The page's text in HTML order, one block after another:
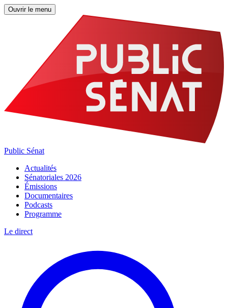
Ouvrir le menu
Public Sénat
Actualités
Sénatoriales 2026
Émissions
Documentaires
Podcasts
Programme
Le direct